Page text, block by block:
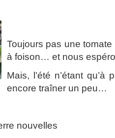
Toujours pas une
à foison… et nous
Mais, l’été n’étant
encore traîner un peu…
nouvelles